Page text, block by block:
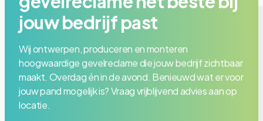
Lichtbakken
jouw bedrijf past
Wij ontwerpen, produceren en monteren
hoogwaardige gevelreclame die jouw bedrijf zichtbaar
maakt. Overdag én in de avond. Benieuwd wat er voor
jouw pand mogelijk is? Vraag vrijblijvend advies aan op
locatie.